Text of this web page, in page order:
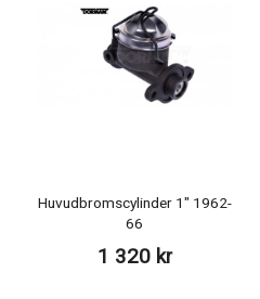
Huvudbromscylinder 1" 1962-
66
1 320 kr